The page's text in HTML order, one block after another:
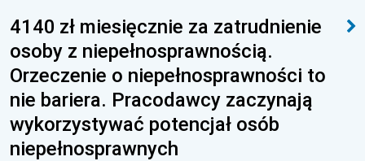
4140 zł miesięcznie za zatrudnienie
osoby z niepełnosprawnością.
Orzeczenie o niepełnosprawności to
nie bariera. Pracodawcy zaczynają
wykorzystywać potencjał osób
niepełnosprawnych